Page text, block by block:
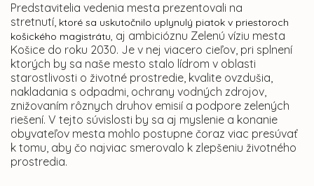
Predstavitelia vedenia mesta prezentovali na
stretnutí, ktoré sa uskutočnilo uplynulý piatok v priestoroch
košického magistrátu, aj ambicióznu Zelenú víziu mesta
Košice do roku 2030. Je v nej viacero cieľov, pri splnení
ktorých by sa naše mesto stalo lídrom v oblasti
starostlivosti o životné prostredie, kvalite ovzdušia,
nakladania s odpadmi, ochrany vodných zdrojov,
znižovaním rôznych druhov emisií a podpore zelených
riešení. V tejto súvislosti by sa aj myslenie a konanie
obyvateľov mesta mohlo postupne čoraz viac presúvať
k tomu, aby čo najviac smerovalo k zlepšeniu životného
prostredia.